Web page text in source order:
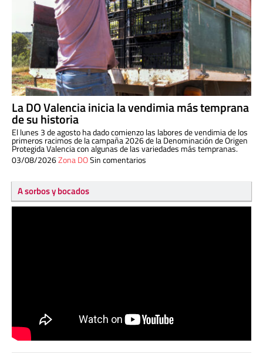
La DO Valencia inicia la vendimia más temprana
de su historia
El lunes 3 de agosto ha dado comienzo las labores de vendimia de los
primeros racimos de la campaña 2026 de la Denominación de Origen
Protegida Valencia con algunas de las variedades más tempranas.
03/08/2026Zona DOSin comentarios
A sorbos y bocados